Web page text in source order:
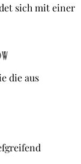
sich mit einer
die aus